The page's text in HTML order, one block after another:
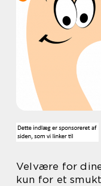
Velvære for
kun for et